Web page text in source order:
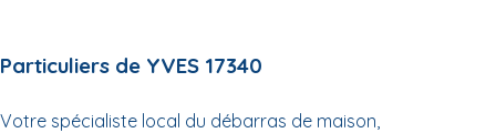
Particuliers de YVES 17340
Votre spécialiste local du débarras de maison,